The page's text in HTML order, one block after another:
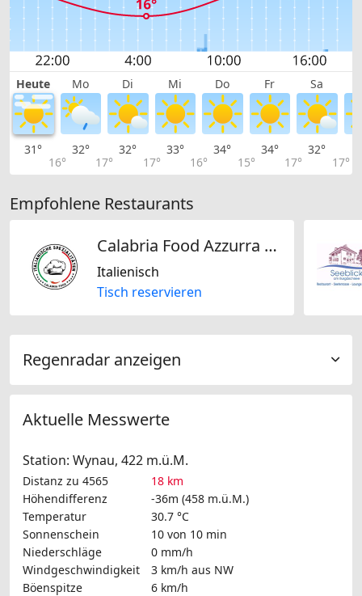
Heute Mo Di Mi Do Fr Sa
31°
16°
32°
17°
32°
17°
33°
16°
34°
15°
34°
17°
32°
17°
Empfohlene Restaurants
Calabria Food Azzurra GmbH
Italienisch
Tisch reservieren
Regenradar anzeigen
Aktuelle Messwerte
Station: Wynau, 422 m.ü.M.
Distanz zu 4565
18 km
Höhendifferenz
-36m (458 m.ü.M.)
Temperatur
30.7 °C
Sonnenschein
10 von 10 min
Niederschläge
0 mm/h
Windgeschwindigkeit
3 km/h aus NW
Böenspitze
6 km/h